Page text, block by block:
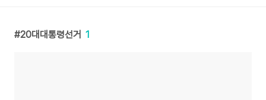
20대대통령선거 1